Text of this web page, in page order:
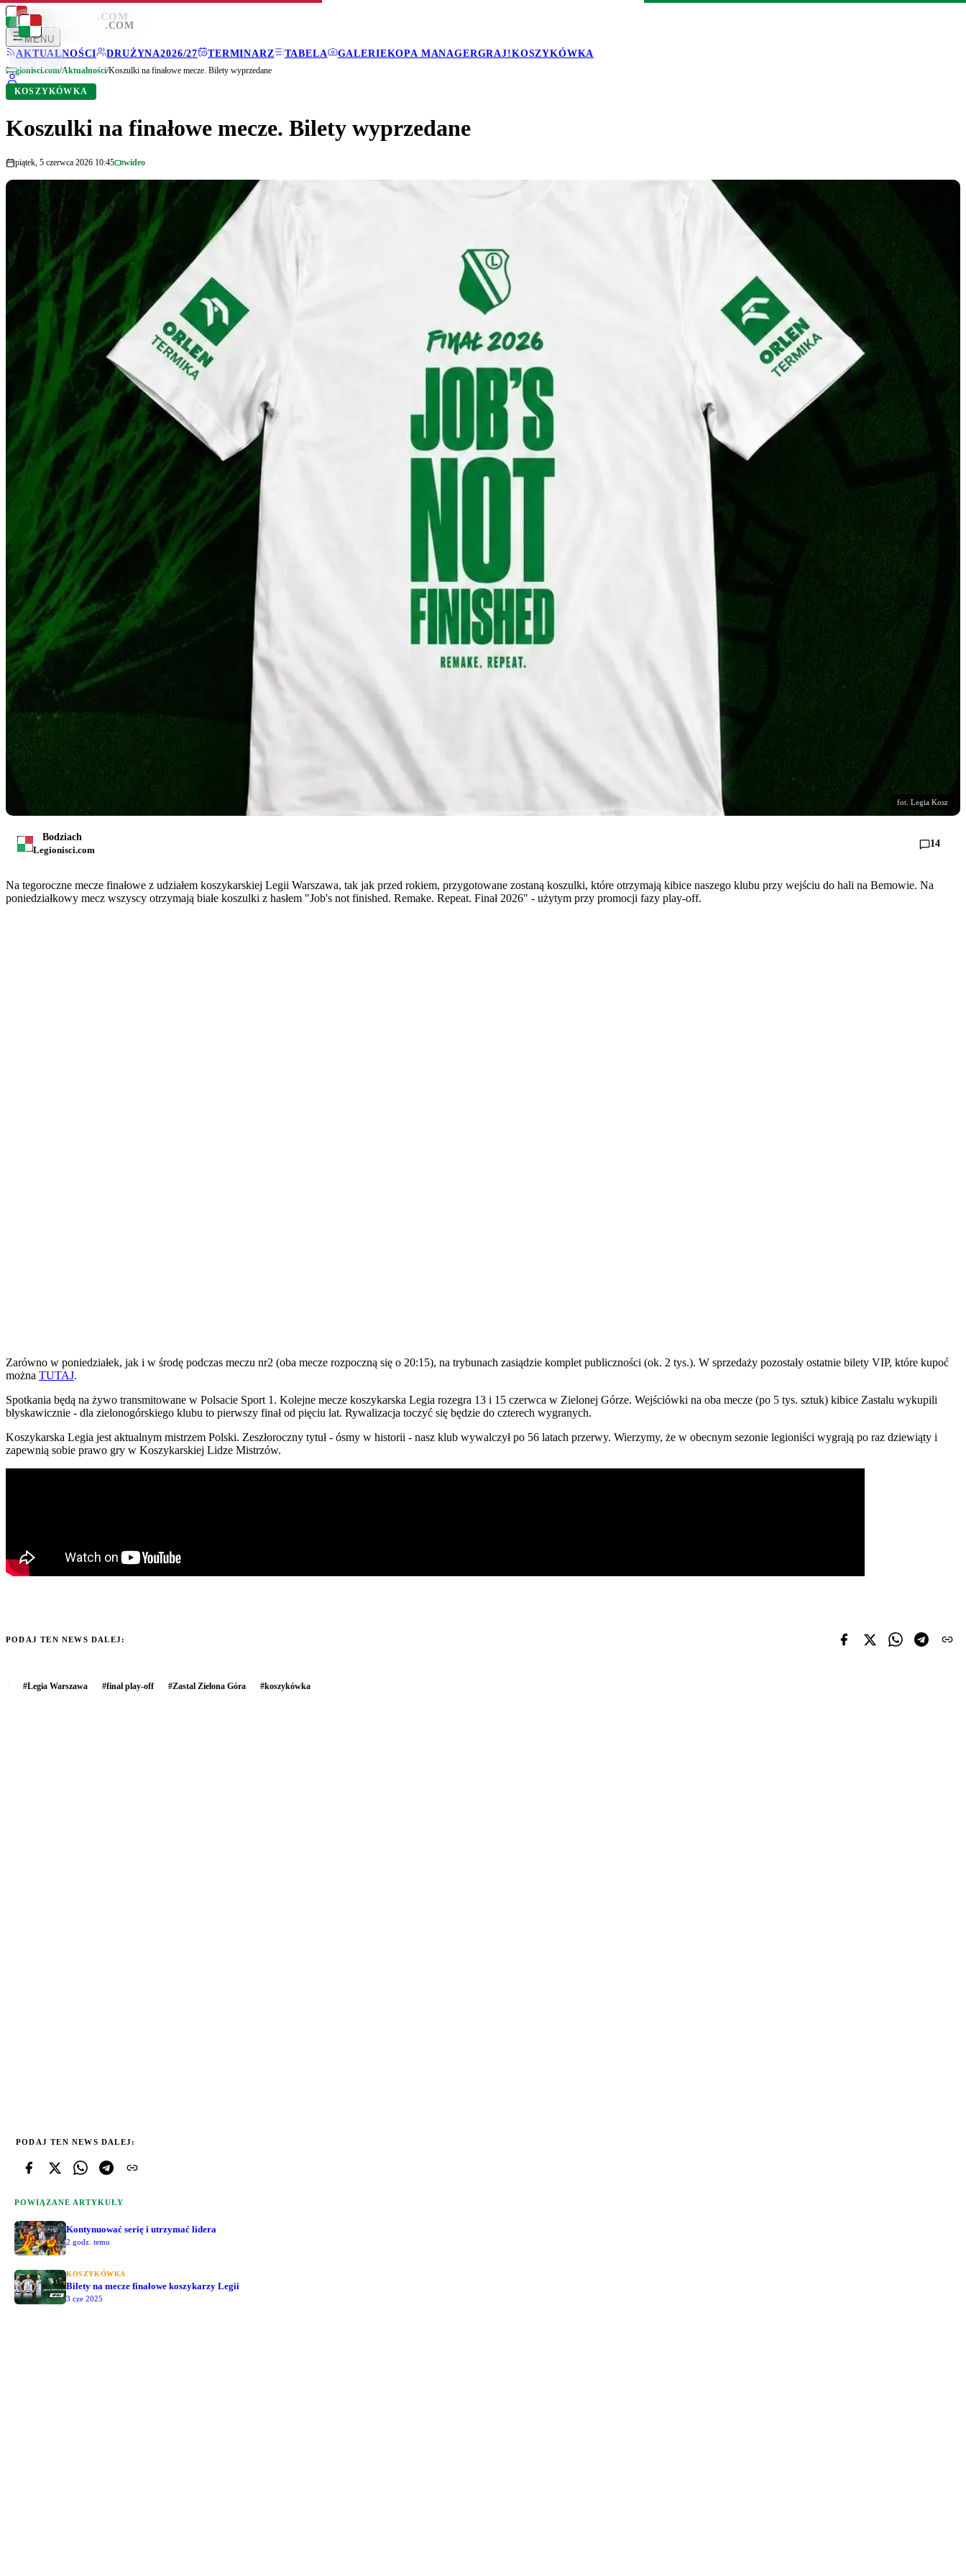
LEGIONISCI .COM
MENU
AKTUALNOŚCI
DRUŻYNA2026/27 TERMINARZ TABELA GALERIEKOPA MANAGERGRAJ!KOSZYKÓWKA
LEGIONISCI .COM
Legionisci.com/Aktualności/Koszulki na finałowe mecze. Bilety wyprzedane
KOSZYKÓWKA
Koszulki na finałowe mecze. Bilety wyprzedane
piątek, 5 czerwca 2026 10:45 wideo
fot. Legia Kosz
Bodziach
Legionisci.com
14
Na tegoroczne mecze finałowe z udziałem koszykarskiej Legii Warszawa, tak jak przed rokiem, przygotowane zostaną koszulki, które otrzymają kibice naszego klubu przy wejściu do hali na Bemowie. Na
poniedziałkowy mecz wszyscy otrzymają białe koszulki z hasłem "Job's not finished. Remake. Repeat. Finał 2026" - użytym przy promocji fazy play-off.
Zarówno w poniedziałek, jak i w środę podczas meczu nr2 (oba mecze rozpoczną się o 20:15), na trybunach zasiądzie komplet publiczności (ok. 2 tys.). W sprzedaży pozostały ostatnie bilety VIP, które kupoć
można TUTAJ.
Spotkania będą na żywo transmitowane w Polsacie Sport 1. Kolejne mecze koszykarska Legia rozegra 13 i 15 czerwca w Zielonej Górze. Wejściówki na oba mecze (po 5 tys. sztuk) kibice Zastalu wykupili
błyskawicznie - dla zielonogórskiego klubu to pierwszy finał od pięciu lat. Rywalizacja toczyć się będzie do czterech wygranych.
Koszykarska Legia jest aktualnym mistrzem Polski. Zeszłoroczny tytuł - ósmy w historii - nasz klub wywalczył po 56 latach przerwy. Wierzymy, że w obecnym sezonie legioniści wygrają po raz dziewiąty i
zapewnią sobie prawo gry w Koszykarskiej Lidze Mistrzów.
PODAJ TEN NEWS DALEJ:
#Legia Warszawa #finał play-off #Zastal Zielona Góra #koszykówka
PODAJ TEN NEWS DALEJ:
POWIĄZANE ARTYKUŁY
Kontynuować serię i utrzymać lidera
2 godz. temu
KOSZYKÓWKA
Bilety na mecze finałowe koszykarzy Legii
3 cze 2025